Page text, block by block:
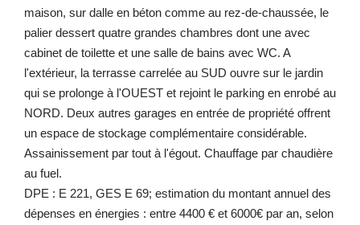
maison, sur dalle en béton comme au rez-de-chaussée, le
palier dessert quatre grandes chambres dont une avec
cabinet de toilette et une salle de bains avec WC. A
l'extérieur, la terrasse carrelée au SUD ouvre sur le jardin
qui se prolonge à l'OUEST et rejoint le parking en enrobé au
NORD. Deux autres garages en entrée de propriété offrent
un espace de stockage complémentaire considérable.
Assainissement par tout à l'égout. Chauffage par chaudière
au fuel.
DPE : E 221, GES E 69; estimation du montant annuel des
dépenses en énergies : entre 4400 € et 6000€ par an, selon